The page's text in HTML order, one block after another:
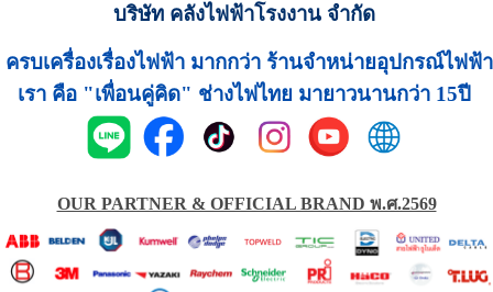
บริษัท คลังไฟฟ้าโรงงาน จำกัด
ครบเครื่องเรื่องไฟฟ้า มากกว่า ร้านจำหน่ายอุปกรณ์ไฟฟ้า
เรา คือ "เพื่อนคู่คิด" ช่างไฟไทย มายาวนานกว่า 15ปี
OUR PARTNER & OFFICIAL BRAND พ.ศ.2569